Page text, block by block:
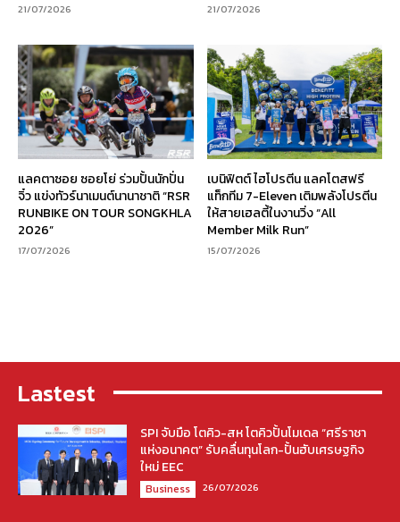
21/07/2026 21/07/2026
แลคตาซอย ซอยโย่ ร่วมปั้นนักปั่น
จิ๋ว แข่งทัวร์นาเมนต์นานาชาติ “RSR
RUNBIKE ON TOUR SONGKHLA
2026”
17/07/2026
เบนิฟิตต์ ไฮโปรตีน แลคโตสฟรี
แท็กทีม 7-Eleven เติมพลังโปรตีน
ให้สายเฮลตี้ในงานวิ่ง “All
Member Milk Run”
15/07/2026
Lastest
SPI จับมือ โตคิว-สห โตคิวปั้นโมเดล “ศรีราชา
แห่งอนาคต” รับคลื่นทุนโลก-ปั้นฮับเศรษฐกิจ
ใหม่ EEC
Business 26/07/2026